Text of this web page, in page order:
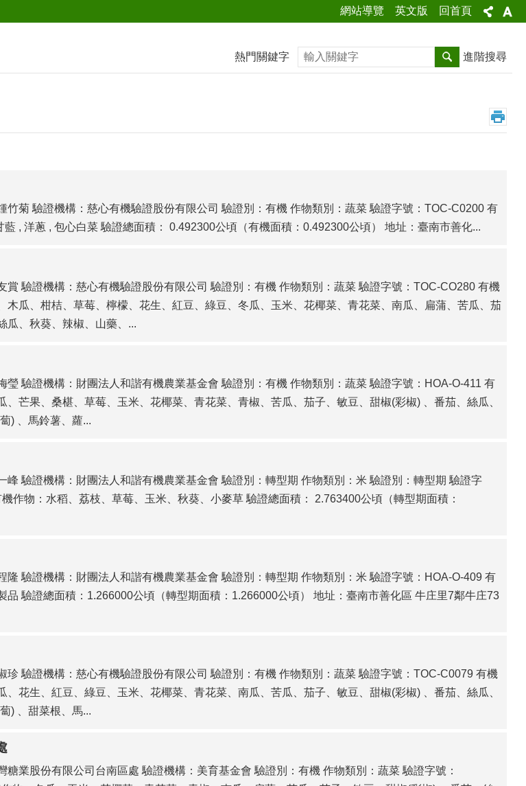
網站導覽 英文版 回首頁
熱門關鍵字 搜尋 進階搜尋
竹菊 驗證機構：慈心有機驗證股份有限公司 驗證別：有機 作物類別：蔬菜 驗證字號：TOC-C0200 有
藍 , 洋蔥 , 包心白菜 驗證總面積： 0.492300公頃（有機面積：0.492300公頃） 地址：臺南市善化...
賞 驗證機構：慈心有機驗證股份有限公司 驗證別：有機 作物類別：蔬菜 驗證字號：TOC-CO280 有機
木瓜、柑桔、草莓、檸檬、花生、紅豆、綠豆、冬瓜、玉米、花椰菜、青花菜、南瓜、扁蒲、苦瓜、茄
瓜、秋葵、辣椒、山藥、...
瑩 驗證機構：財團法人和諧有機農業基金會 驗證別：有機 作物類別：蔬菜 驗證字號：HOA-O-411 有
、芒果、桑椹、草莓、玉米、花椰菜、青花菜、青椒、苦瓜、茄子、敏豆、甜椒(彩椒) 、番茄、絲瓜、
) 、馬鈴薯、蘿...
峰 驗證機構：財團法人和諧有機農業基金會 驗證別：轉型期 作物類別：米 驗證別：轉型期 驗證字
作物：水稻、荔枝、草莓、玉米、秋葵、小麥草 驗證總面積： 2.763400公頃（轉型期面積：
隆 驗證機構：財團法人和諧有機農業基金會 驗證別：轉型期 作物類別：米 驗證字號：HOA-O-409 有
品 驗證總面積：1.266000公頃（轉型期面積：1.266000公頃） 地址：臺南市善化區 牛庄里7鄰牛庄73
珍 驗證機構：慈心有機驗證股份有限公司 驗證別：有機 作物類別：蔬菜 驗證字號：TOC-C0079 有機
、花生、紅豆、綠豆、玉米、花椰菜、青花菜、南瓜、苦瓜、茄子、敏豆、甜椒(彩椒) 、番茄、絲瓜、
) 、甜菜根、馬...
糖業股份有限公司台南區處 驗證機構：美育基金會 驗證別：有機 作物類別：蔬菜 驗證字號：